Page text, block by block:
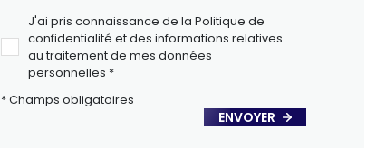
J'ai pris connaissance de la Politique de
confidentialité et des informations relatives
au traitement de mes données
personnelles *
* Champs obligatoires
ENVOYER